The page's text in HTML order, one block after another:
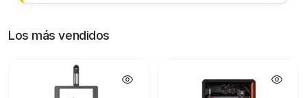
Los más vendidos